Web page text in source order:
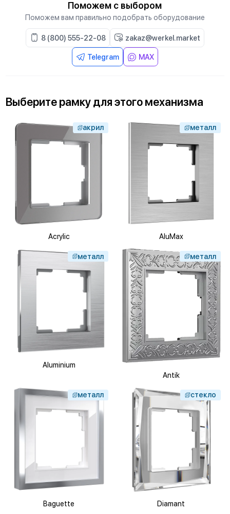
Поможем с выбором
Поможем вам правильно подобрать оборудование
8 (800) 555-22-08 zakaz@werkel.market
Telegram MAX
Выберитерамку дляэтого механизма
акрил
Acrylic
металл
AluMax
металл
Aluminium
металл
Antik
металл
Baguette
стекло
Diamant